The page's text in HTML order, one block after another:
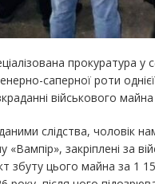
прокуратура у
саперної роти
військового
слідства, чоловік
«Вампір», закріплені за
збуту цього майна за 1